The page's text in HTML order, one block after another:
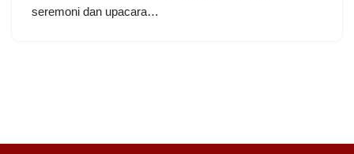
seremoni dan upacara…